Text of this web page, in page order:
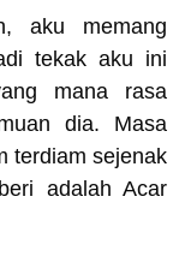
aku memang
tekak aku ini
mana rasa
dia. Masa
terdiam sejenak
adalah Acar